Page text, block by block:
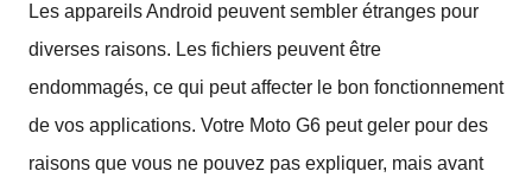
Les appareils Android peuvent sembler étranges pour
diverses raisons. Les fichiers peuvent être
endommagés, ce qui peut affecter le bon fonctionnement
de vos applications. Votre Moto G6 peut geler pour des
raisons que vous ne pouvez pas expliquer, mais avant